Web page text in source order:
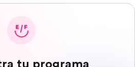
tu programa